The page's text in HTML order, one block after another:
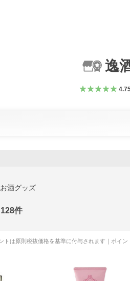
逸
お酒グッズ
128件
トは原則税抜価格を基準に付与されます｜ポイ